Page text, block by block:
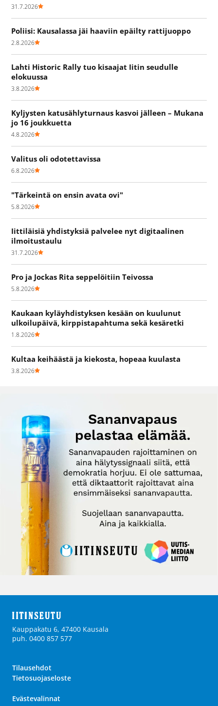
31.7.2026
Poliisi: Kausalassa jäi haaviin epäilty rattijuoppo
2.8.2026
Lahti Historic Rally tuo kisaajat Iitin seudulle
elokuussa
3.8.2026
Kyljysten katusählyturnaus kasvoi jälleen – Mukana
jo 16 joukkuetta
4.8.2026
Valitus oli odotettavissa
6.8.2026
"Tärkeintä on ensin avata ovi"
5.8.2026
Iittiläisiä yhdistyksiä palvelee nyt digitaalinen
ilmoitustaulu
31.7.2026
Pro ja Jockas Rita seppelöitiin Teivossa
5.8.2026
Kaukaan kyläyhdistyksen kesään on kuulunut
ulkoilupäivä, kirppistapahtuma sekä kesäretki
1.8.2026
Kultaa keihäästä ja kiekosta, hopeaa kuulasta
3.8.2026
Kauppakatu 6, 47400 Kausala
puh. 0400 857 577
Tilausehdot
Tietosuojaseloste
Evästevalinnat